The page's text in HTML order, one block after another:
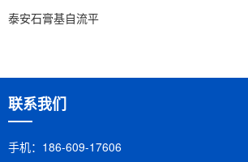
泰安石膏基自流平
联系我们
手机：186-609-17606